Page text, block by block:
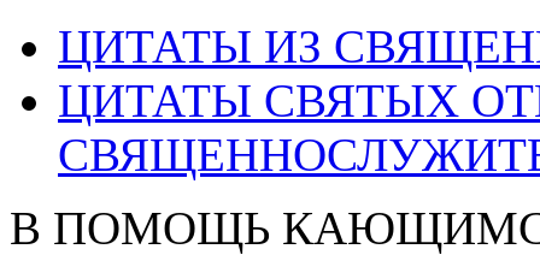
ЦИТАТЫ ИЗ
ЦИТАТЫ СВЯТЫХ
В ПОМОЩЬ